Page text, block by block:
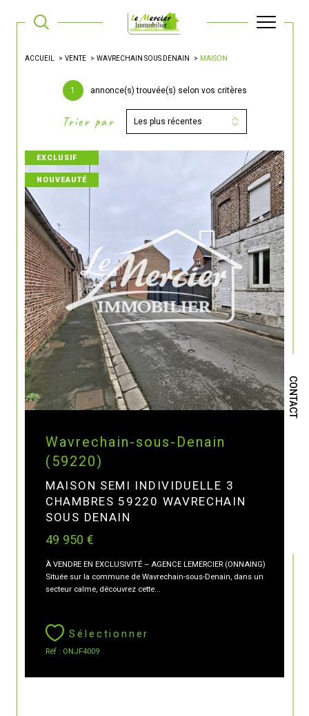
CONTACT
ACCUEIL VENTE WAVRECHAIN SOUS DENAIN MAISON
1 annonce(s) trouvée(s) selon vos critères
Trier par Les plus récentes
Wavrechain-sous-Denain
(59220)
MAISON SEMI INDIVIDUELLE 3
CHAMBRES 59220 WAVRECHAIN
SOUS DENAIN
49 950 €
À VENDRE EN EXCLUSIVITÉ – AGENCE LEMERCIER (ONNAING)
Située sur la commune de Wavrechain-sous-Denain, dans un
secteur calme, découvrez cette...
Sélectionner
Réf : ONJF4009
EXCLUSIF
NOUVEAUTÉ